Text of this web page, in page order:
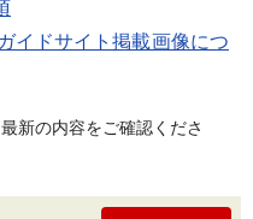
イドサイト掲載画像につ
新の内容をご確認くださ